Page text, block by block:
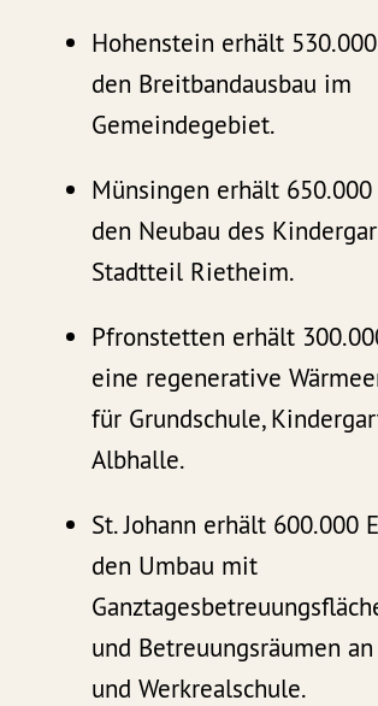
Hohenstein erhält
den Breitbandausbau im
Gemeindegebiet.
Münsingen erhält
den Neubau des
Stadtteil Rietheim.
Pfronstetten erhält
eine regenerative
für Grundschule,
Albhalle.
St. Johann erhält 600.000
den Umbau mit
und Betreuungsräumen
und Werkrealschule.